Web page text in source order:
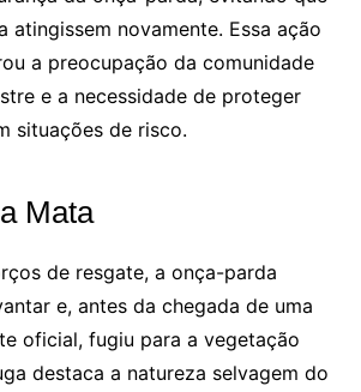
atingissem novamente. Essa ação
a preocupação da comunidade
e a necessidade de proteger
situações de risco.
Mata
de resgate, a onça-parda
e, antes da chegada de uma
oficial, fugiu para a vegetação
destaca a natureza selvagem do